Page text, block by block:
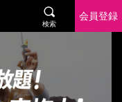
検索
会員登録